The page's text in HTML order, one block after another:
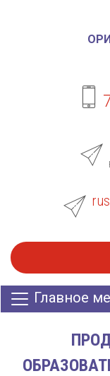
Главное